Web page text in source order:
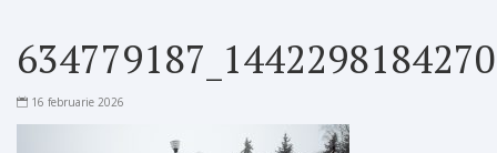
16 februarie 2026